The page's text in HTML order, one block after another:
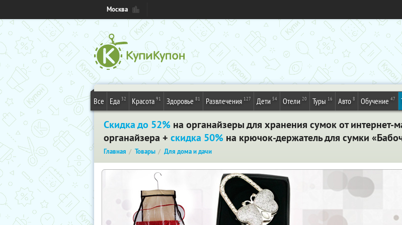
Москва
Все Еда 32 Красота 91 Здоровье 81 Развлечения 127 Дети 54 Отели 20 Туры 16 Авто 8 Обучение 47
Скидка до 52% на органайзеры для хранения сумок от
органайзера + скидка 50% на крючок-держатель для сумки
Главная Товары Для дома и дачи